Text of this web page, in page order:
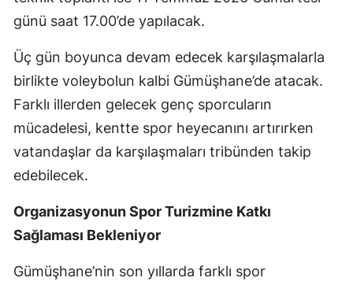
Samsun
Siirt
Sinop
Sivas
Tekirdağ
Trabzon
günü saat 17.00’de yapılacak.
Üç gün boyunca devam edecek karşılaşmalarla
birlikte voleybolun kalbi Gümüşhane’de atacak.
Farklı illerden gelecek genç sporcuların
mücadelesi, kentte spor heyecanını artırırken
vatandaşlar da karşılaşmaları tribünden takip
edebilecek.
Organizasyonun Spor Turizmine Katkı
Sağlaması Bekleniyor
Gümüşhane’nin son yıllarda farklı spor